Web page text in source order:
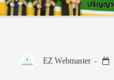
EZ Webmaster